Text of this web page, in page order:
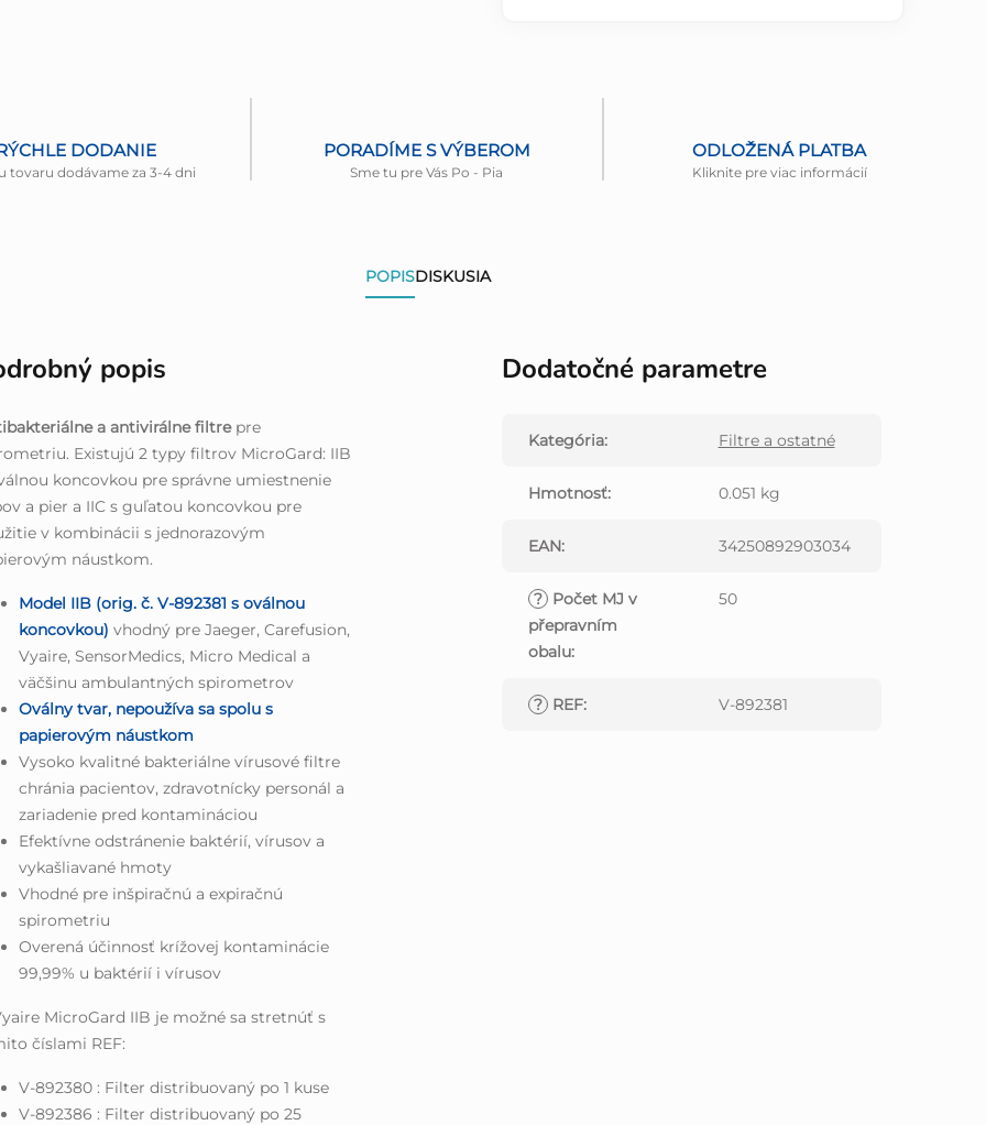
DODANIE
tovaru dodávame za 3-4 dni
PORADÍME S VÝBEROM
Sme tu pre Vás Po - Pia
ODLOŽENÁ PLATBA
Kliknite pre viac informácií
POPISDISKUSIA
popis
a antivirálne filtrepre
Existujú 2 typy filtrov MicroGard: IIB
koncovkou pre správne umiestnenie
a pier a IIC s guľatou koncovkou pre
v kombinácii s jednorazovým
náustkom.
Model IIB (orig. č. V-892381 s oválnou
koncovkou) vhodný pre Jaeger, Carefusion,
Vyaire, SensorMedics, Micro Medical a
väčšinu ambulantných spirometrov
Oválny tvar, nepoužíva sa spolu s
papierovým náustkom
Vysoko kvalitné bakteriálne vírusové filtre
chránia pacientov, zdravotnícky personál a
zariadenie pred kontamináciou
Efektívne odstránenie baktérií, vírusov a
vykašliavané hmoty
Vhodné pre inšpiračnú a expiračnú
spirometriu
Overená účinnosť krížovej kontaminácie
99,99% u baktérií i vírusov
MicroGard IIB je možné sa stretnúť s
číslami REF:
V-892380 : Filter distribuovaný po 1 kuse
V-892386 : Filter distribuovaný po 25
Dodatočné parametre
Kategória: Filtre a ostatné
Hmotnosť: 0.051 kg
EAN: 34250892903034
? Počet MJ v
přepravním
obalu:
50
? REF: V-892381